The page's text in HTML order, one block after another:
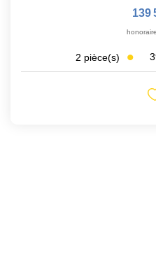
139
2 pièce(s)